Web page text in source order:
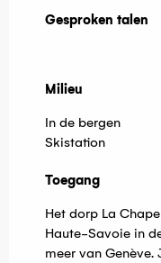
Gesproken talen
Gesproken talen
Milieu
Milieu
In de bergen
Skistation
Toegang
Toegang
Het dorp La
Haute-Savoie in
meer van